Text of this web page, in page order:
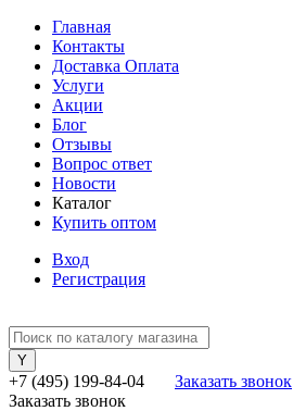
Главная
Контакты
Доставка Оплата
Услуги
Акции
Блог
Отзывы
Вопрос ответ
Новости
Каталог
Купить оптом
Вход
Регистрация
+7 (495) 199-84-04
Заказать звонок
Заказать звонок